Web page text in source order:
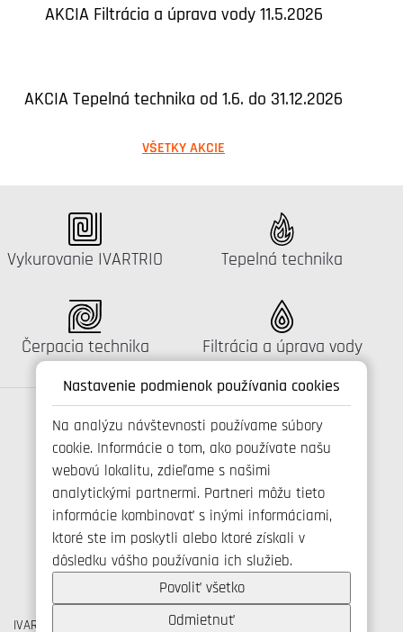
Nastavenie podmienok používania cookies
Na analýzu návštevnosti používame súbory
cookie. Informácie o tom, ako používate našu
webovú lokalitu, zdieľame s našimi
analytickými partnermi. Partneri môžu tieto
informácie kombinovať s inými informáciami,
ktoré ste im poskytli alebo ktoré získali v
dôsledku vášho používania ich služieb.
Povoliť všetko
Odmietnuť
AKCIA Filtrácia a úprava vody 11.5.2026
AKCIA Tepelná technika od 1.6. do 31.12.2026
VŠETKY AKCIE
Katalógus:
Vykurovanie IVARTRIO Katalógus:
Tepelná technika
Katalógus:
Čerpacia technika Katalógus:
Filtrácia a úprava vody
Spojte se s námi
+421 346 214 431
info@ivarsk.sk
Ochrana osobných údajov
Cookies
IVAR CS spol. s r.o., Velvarská 9, Podhořany, 277 51 Nelahozeves